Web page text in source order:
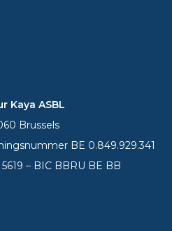
Kaya ASBL
Brussels
BE 0.849.929.341
– BIC BBRU BE BB